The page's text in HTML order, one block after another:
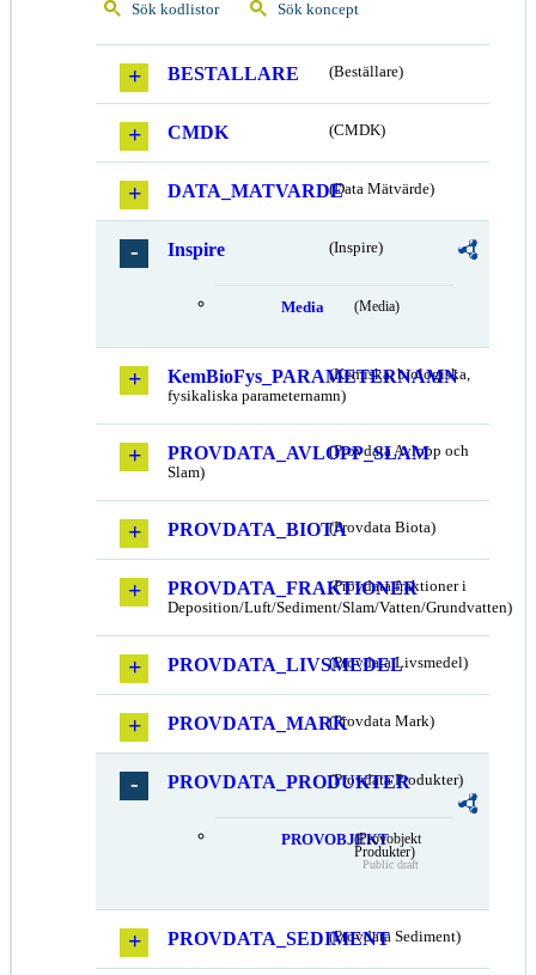
Sök kodlistor Sök koncept
BESTALLARE (Beställare)
CMDK (CMDK)
DATA_MATVARDE(Data Mätvärde)
Inspire (Inspire)
Media (Media)
KemBioFys_PARAMETERNAMN
(Kemiska, biologiska,
fysikaliska parameternamn)
PROVDATA_AVLOPP_SLAM
(Provdata Avlopp och
Slam)
PROVDATA_BIOTA(Provdata Biota)
PROVDATA_FRAKTIONER
(Provdata fraktioner i
Deposition/Luft/Sediment/Slam/Vatten/Grundvatten)
PROVDATA_LIVSMEDEL
(Provdata Livsmedel)
PROVDATA_MARK(Provdata Mark)
PROVDATA_PRODUKTER
(Provdata Produkter)
PROVOBJEKT(Provobjekt
Produkter)
Public draft
PROVDATA_SEDIMENT(Provdata Sediment)